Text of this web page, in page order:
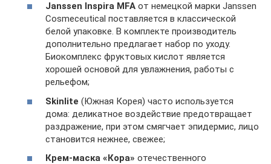
Janssen Inspira MFA от немецкой марки Janssen
Cosmeceutical поставляется в классической
белой упаковке. В комплекте производитель
дополнительно предлагает набор по уходу.
Биокомплекс фруктовых кислот является
хорошей основой для увлажнения, работы с
рельефом;
Skinlite (Южная Корея) часто используется
дома: деликатное воздействие предотвращает
раздражение, при этом смягчает эпидермис, лицо
становится нежнее, свежее;
Крем-маска «Кора» отечественного